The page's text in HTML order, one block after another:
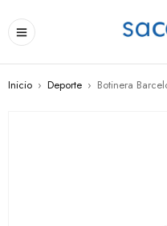
Inicio › Deporte › Botinera